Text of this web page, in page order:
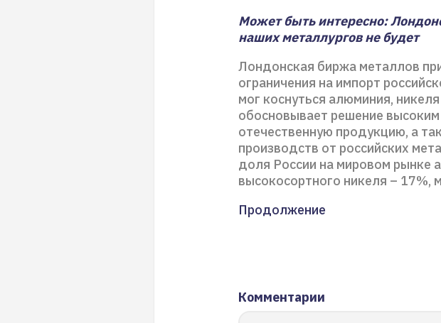
Может быть интересно:
наших металлургов не будет
Лондонская биржа металлов
ограничения на импорт
мог коснуться алюминия,
обосновывает решение
отечественную продукцию, а
производств от российских
доля России на мировом рынке
высокосортного никеля – 17%,
Продолжение
Комментарии